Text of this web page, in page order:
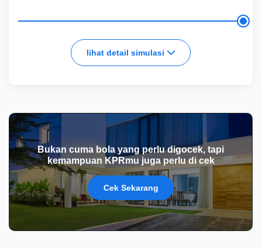
lihat detail simulasi
Bukan cuma bola yang perlu digocek, tapi
kemampuan KPRmu juga perlu di cek
Cek Sekarang